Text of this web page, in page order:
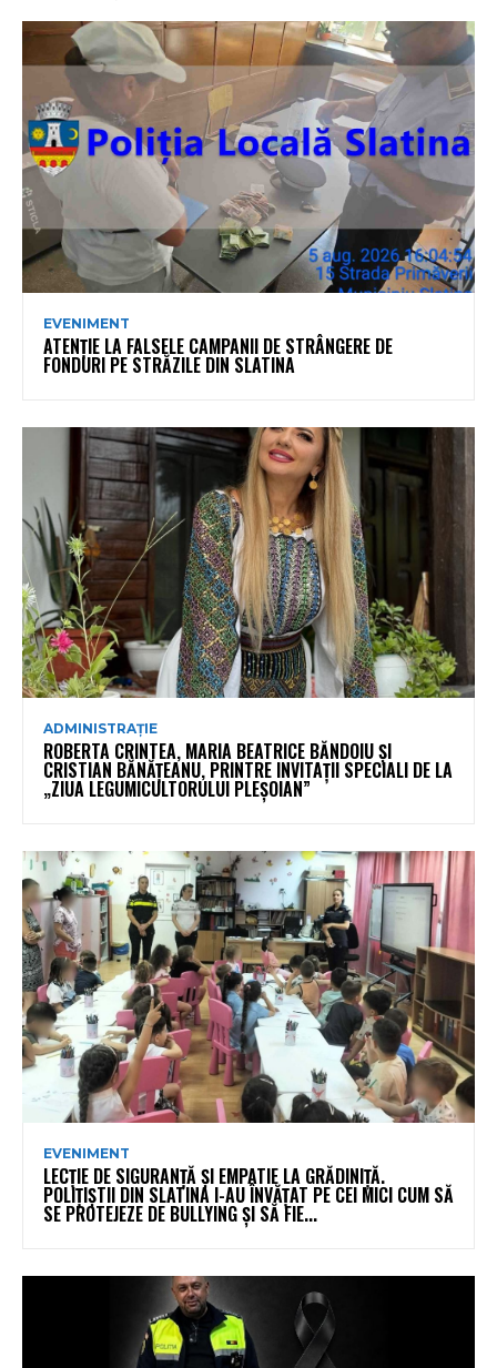
EVENIMENT
ATENȚIE LA FALSELE CAMPANII DE STRÂNGERE DE
FONDURI PE STRĂZILE DIN SLATINA
ADMINISTRAȚIE
ROBERTA CRINTEA, MARIA BEATRICE BĂNDOIU ȘI
CRISTIAN BĂNĂȚEANU, PRINTRE INVITAȚII SPECIALI DE LA
„ZIUA LEGUMICULTORULUI PLEȘOIAN”
EVENIMENT
LECȚIE DE SIGURANȚĂ ȘI EMPATIE LA GRĂDINIȚĂ.
POLIȚIȘTII DIN SLATINA I-AU ÎNVĂȚAT PE CEI MICI CUM SĂ
SE PROTEJEZE DE BULLYING ȘI SĂ FIE...